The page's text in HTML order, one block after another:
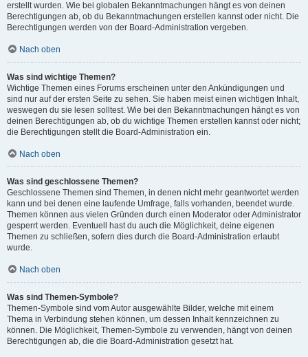
erstellt wurden. Wie bei globalen Bekanntmachungen hängt es von deinen
Berechtigungen ab, ob du Bekanntmachungen erstellen kannst oder nicht. Die
Berechtigungen werden von der Board-Administration vergeben.
Nach oben
Was sind wichtige Themen?
Wichtige Themen eines Forums erscheinen unter den Ankündigungen und
sind nur auf der ersten Seite zu sehen. Sie haben meist einen wichtigen Inhalt,
weswegen du sie lesen solltest. Wie bei den Bekanntmachungen hängt es von
deinen Berechtigungen ab, ob du wichtige Themen erstellen kannst oder nicht;
die Berechtigungen stellt die Board-Administration ein.
Nach oben
Was sind geschlossene Themen?
Geschlossene Themen sind Themen, in denen nicht mehr geantwortet werden
kann und bei denen eine laufende Umfrage, falls vorhanden, beendet wurde.
Themen können aus vielen Gründen durch einen Moderator oder Administrator
gesperrt werden. Eventuell hast du auch die Möglichkeit, deine eigenen
Themen zu schließen, sofern dies durch die Board-Administration erlaubt
wurde.
Nach oben
Was sind Themen-Symbole?
Themen-Symbole sind vom Autor ausgewählte Bilder, welche mit einem
Thema in Verbindung stehen können, um dessen Inhalt kennzeichnen zu
können. Die Möglichkeit, Themen-Symbole zu verwenden, hängt von deinen
Berechtigungen ab, die die Board-Administration gesetzt hat.